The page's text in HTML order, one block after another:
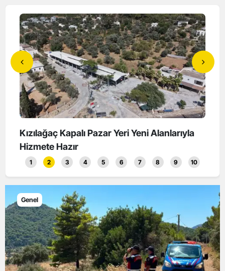
Kızılağaç Kapalı Pazar Yeri Yeni Alanlarıyla
Hizmete Hazır
1 2 3 4 5 6 7 8 9 10
Genel